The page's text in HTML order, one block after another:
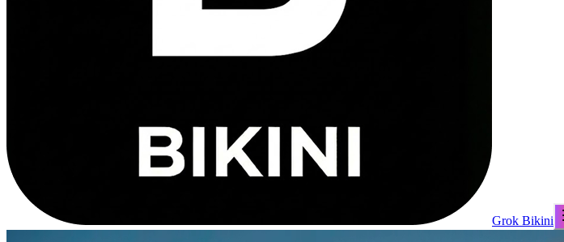
Grok Bikini